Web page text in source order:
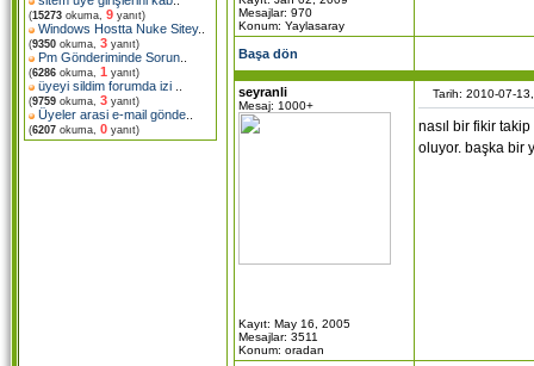
(15273 okuma, 9 yanıt)
Windows Hostta Nuke Sitey..
(9350 okuma, 3 yanıt)
Pm Gönderiminde Sorun
(6286 okuma, 1 yanıt)
üyeyi sildim forumda izi
(9759 okuma, 3 yanıt)
Üyeler arasi e-mail gönde
(6207 okuma, 0 yanıt)
Mesajlar: 970
Konum: Yaylasaray
Başa dön
seyranli
Mesaj: 1000+
Kayıt: May 16, 2005
Mesajlar: 3511
Konum: oradan
Tarih: 2010-07-
nasıl bir fikir
oluyor. başka bir